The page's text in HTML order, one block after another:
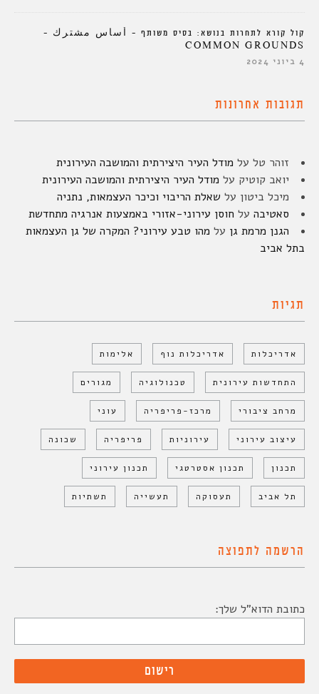
קול קורא לתחרות בנושא: בסיס משותף – أساس مشترك –
COMMON GROUNDS
4 ביוני 2024
תגובות אחרונות
זוהר טל על מודל העיר היצירתית והמושבה העירונית
יואב קוטיק על מודל העיר היצירתית והמושבה העירונית
מיכל ביטון על שאלת הריבוי וכיכר העצמאות, נתניה
סאטיבה על חוסן עירוני-אזורי באמצעות אנרגיה מתחדשת
הגנן מרמת גן על מהו טבע עירוני? המקרה של גן העצמאות
בתל אביב
תגיות
אדריכלות אדריכלות נוף אלימות
התחדשות עירונית טכנולוגיה מגורים
מרחב ציבורי מרכז-פריפריה עוני
עיצוב עירוני עירוניות פריפריה שכונה
תכנון תכנון אסטרטגי תכנון עירוני
תל אביב תעסוקה תעשייה תשתיות
הרשמה לתפוצה
כתובת הדוא"ל שלך: